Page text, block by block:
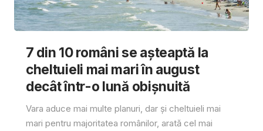
7 din 10 români se așteaptă la
cheltuieli mai mari în august
decât într-o lună obișnuită
Vara aduce mai multe planuri, dar și cheltuieli mai
mari pentru majoritatea românilor, arată cel mai